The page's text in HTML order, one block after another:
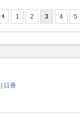
1 2 3 4 5
註冊